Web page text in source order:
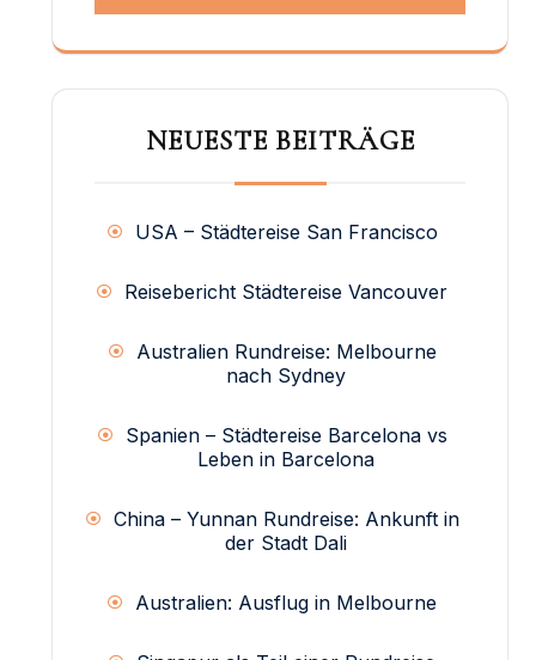
NEUESTE BEITRÄGE
USA – Städtereise San Francisco
Reisebericht Städtereise Vancouver
Australien Rundreise: Melbourne
nach Sydney
Spanien – Städtereise Barcelona vs
Leben in Barcelona
China – Yunnan Rundreise: Ankunft in
der Stadt Dali
Australien: Ausflug in Melbourne